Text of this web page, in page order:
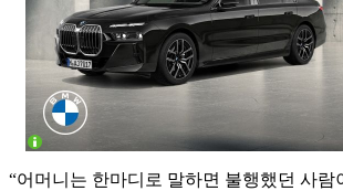
“어머니는 한마디로 말하면 불행했던 사람